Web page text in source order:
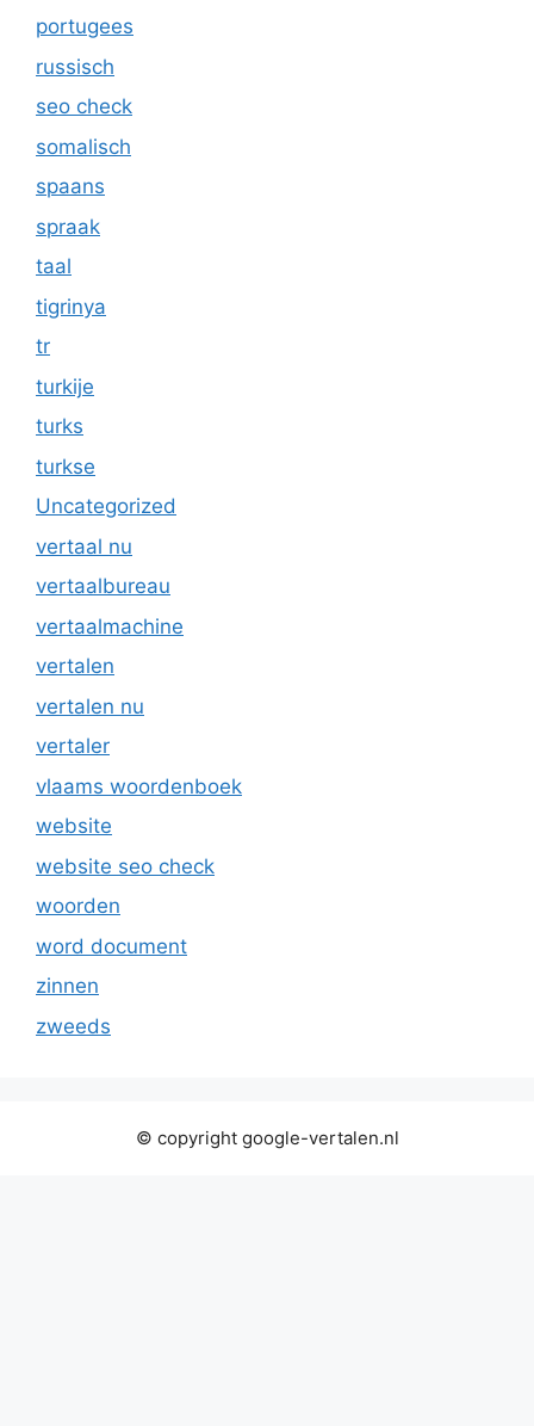
portugees
russisch
seo check
somalisch
spaans
spraak
taal
tigrinya
tr
turkije
turks
turkse
Uncategorized
vertaal nu
vertaalbureau
vertaalmachine
vertalen
vertalen nu
vertaler
vlaams woordenboek
website
website seo check
woorden
word document
zinnen
zweeds
© copyright google-vertalen.nl